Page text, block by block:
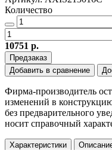
Количество
10751 р.
Предзаказ
Добавить в сравнение
Фирма-производитель
изменений в
без предварительного
носит справочный
Характеристики